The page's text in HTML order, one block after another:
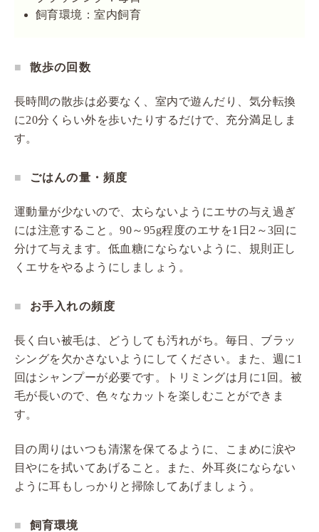
飼育環境：室内飼育
散歩の回数
長時間の散歩は必要なく、室内で遊んだり、気分転換
に20分くらい外を歩いたりするだけで、充分満足しま
す。
ごはんの量・頻度
運動量が少ないので、太らないようにエサの与え過ぎ
には注意すること。90～95g程度のエサを1日2～3回に
分けて与えます。低血糖にならないように、規則正し
くエサをやるようにしましょう。
お手入れの頻度
長く白い被毛は、どうしても汚れがち。毎日、ブラッ
シングを欠かさないようにしてください。また、週に1
回はシャンプーが必要です。トリミングは月に1回。被
毛が長いので、色々なカットを楽しむことができま
す。
目の周りはいつも清潔を保てるように、こまめに涙や
目やにを拭いてあげること。また、外耳炎にならない
ように耳もしっかりと掃除してあげましょう。
飼育環境